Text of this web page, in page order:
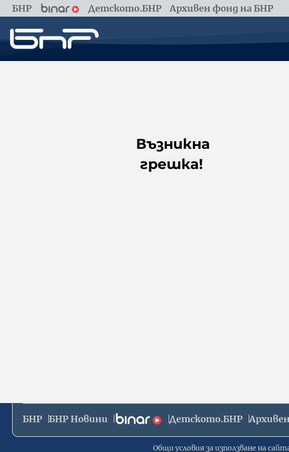
БНР Детското.БНР Архивен фонд на БНР
Възникна
грешка!
БНР БНР Новини Детското.БНР
Общи условия за използване на